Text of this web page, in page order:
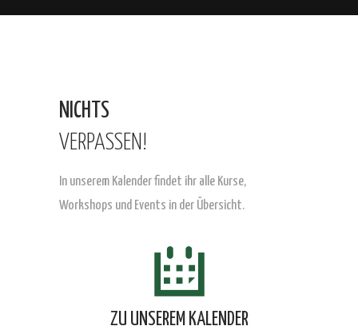
NICHTS
VERPASSEN!
In unserem Kalender findet ihr alle Kurse,
Workshops und Events in der Übersicht.
ZU UNSEREM KALENDER